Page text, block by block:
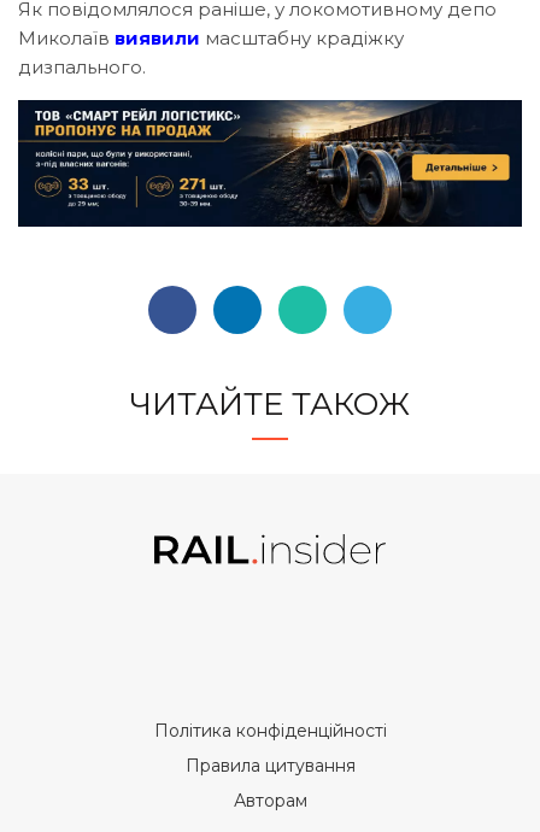
Як повідомлялося раніше, у локомотивному депо
Миколаїв виявили масштабну крадіжку
дизпального.
ЧИТАЙТЕ ТАКОЖ
Політика конфіденційності
Правила цитування
Авторам